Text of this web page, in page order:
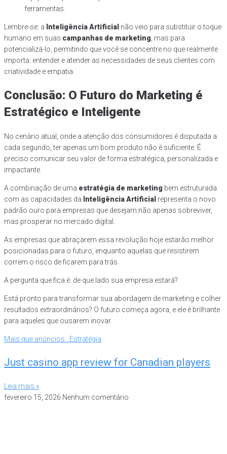
ferramentas.
Lembre-se: a Inteligência Artificial não veio para substituir o toque
humano em suas campanhas de marketing, mas para
potencializá-lo, permitindo que você se concentre no que realmente
importa: entender e atender as necessidades de seus clientes com
criatividade e empatia.
Conclusão: O Futuro do Marketing é
Estratégico e Inteligente
No cenário atual, onde a atenção dos consumidores é disputada a
cada segundo, ter apenas um bom produto não é suficiente. É
preciso comunicar seu valor de forma estratégica, personalizada e
impactante.
A combinação de uma estratégia de marketing bem estruturada
com as capacidades da Inteligência Artificial representa o novo
padrão ouro para empresas que desejam não apenas sobreviver,
mas prosperar no mercado digital.
As empresas que abraçarem essa revolução hoje estarão melhor
posicionadas para o futuro, enquanto aquelas que resistirem
correm o risco de ficarem para trás.
A pergunta que fica é: de que lado sua empresa estará?
Está pronto para transformar sua abordagem de marketing e colher
resultados extraordinários? O futuro começa agora, e ele é brilhante
para aqueles que ousarem inovar.
Mais que anúncios...Estratégia
Just casino app​ review for Canadian players
Leia mais »
fevereiro 15, 2026 Nenhum comentário